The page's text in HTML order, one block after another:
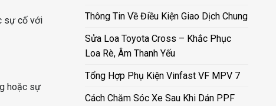
sự cố với
hoặc sự
Thông Tin Về Điều Kiện Giao Dịch Chung
Sửa Loa Toyota Cross – Khắc Phục
Loa Rè, Âm Thanh Yếu
Tổng Hợp Phụ Kiện Vinfast VF MPV 7
Cách Chăm Sóc Xe Sau Khi Dán PPF